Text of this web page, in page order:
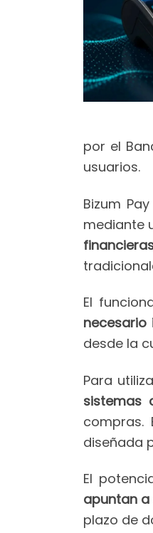
por el
usuarios.
Bizum
mediante
El
necesario
desde la
Para
sistemas
compras.
diseñada
El
apuntan a
plazo de